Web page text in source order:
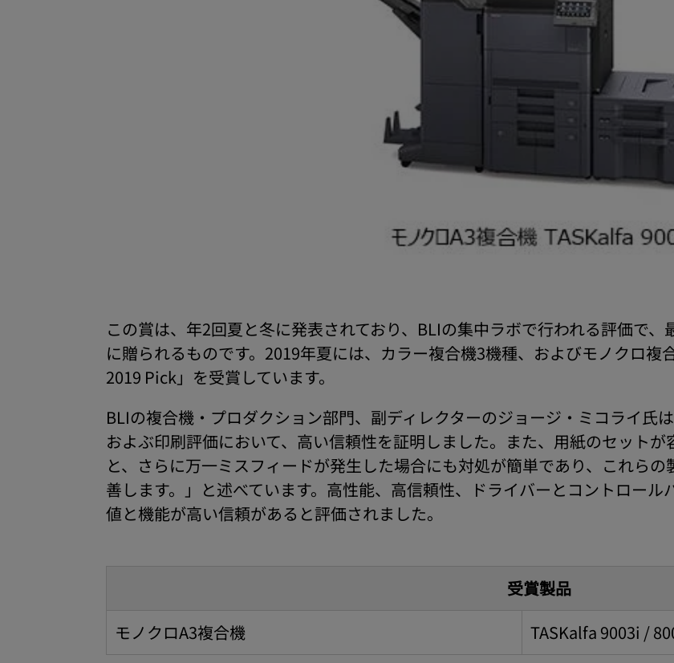
この賞は、年2回夏と冬に発表されており、BLIの集中ラボで行われる評価で
に贈られるものです。2019年夏には、カラー複合機3機種、およびモノクロ
2019 Pick」を受賞しています。
BLIの複合機・プロダクション部門、副ディレクターのジョージ・ミコライ氏
およぶ印刷評価において、高い信頼性を証明しました。また、用紙のセット
と、さらに万一ミスフィードが発生した場合にも対処が簡単であり、これら
善します。」と述べています。高性能、高信頼性、ドライバーとコントロー
値と機能が高い信頼があると評価されました。
受賞製品
モノクロA3複合機
TASKalfa 9003i /